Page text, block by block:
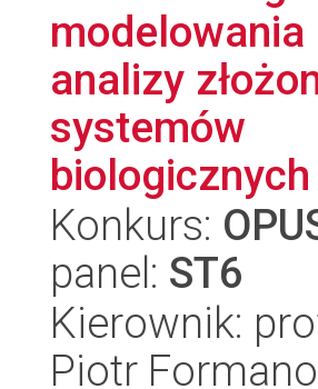
modelowania
analizy
systemów
Konkurs:
panel: ST6
Kierownik:
Piotr